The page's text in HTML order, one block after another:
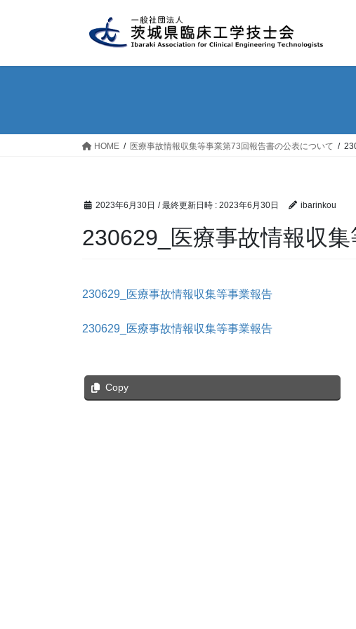
HOME 医療事故情報収集等事業第73回報告書の公表について
2023年6月30日 / 最終更新日時 : 2023年6月30日 ibarinkou
230629_医療事故情報収
230629_医療事故情報収集等事業報告
230629_医療事故情報収集等事業報告
Copy